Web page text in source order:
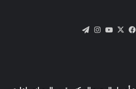
فيسبوك
X يوتيوبانستقرام